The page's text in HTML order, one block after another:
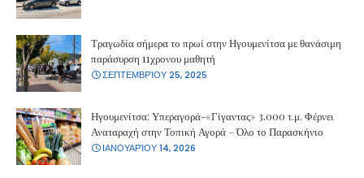
Τραγωδία σήμερα το πρωί στην Ηγουμενίτσα με θανάσιμη
παράσυρση 11χρονου μαθητή
ΣΕΠΤΕΜΒΡΊΟΥ 25, 2025
Ηγουμενίτσα: Υπεραγορά-«Γίγαντας» 3.000 τ.μ. Φέρνει
Αναταραχή στην Τοπική Αγορά – Όλο το Παρασκήνιο
ΙΑΝΟΥΑΡΊΟΥ 14, 2026